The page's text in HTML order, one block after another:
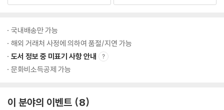
국내배송만 가능
해외 거래처 사정에 의하여 품절/지연 가능
도서 정보 중 미표기 사항 안내
문화비소득공제 가능
이 분야의 이벤트 8